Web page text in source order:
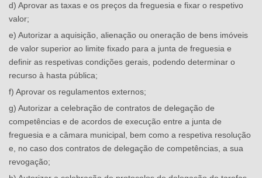
d) Aprovar as taxas e os preços da freguesia e fixar o respetivo
valor;
e) Autorizar a aquisição, alienação ou oneração de bens imóveis
de valor superior ao limite fixado para a junta de freguesia e
definir as respetivas condições gerais, podendo determinar o
recurso à hasta pública;
f) Aprovar os regulamentos externos;
g) Autorizar a celebração de contratos de delegação de
competências e de acordos de execução entre a junta de
freguesia e a câmara municipal, bem como a respetiva resolução
e, no caso dos contratos de delegação de competências, a sua
revogação;